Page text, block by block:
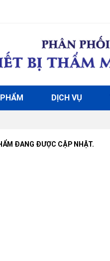
DỊCH VỤ
ĐANG ĐƯỢC CẬP NHẬT.